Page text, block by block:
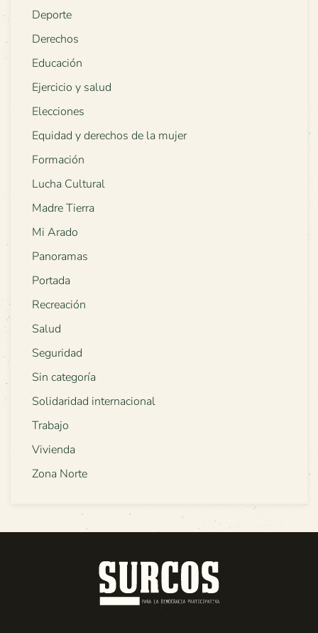
Deporte
Derechos
Educación
Ejercicio y salud
Elecciones
Equidad y derechos de la mujer
Formación
Lucha Cultural
Madre Tierra
Mi Arado
Panoramas
Portada
Recreación
Salud
Seguridad
Sin categoría
Solidaridad internacional
Trabajo
Vivienda
Zona Norte